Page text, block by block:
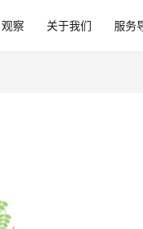
观察 关于我们 服务